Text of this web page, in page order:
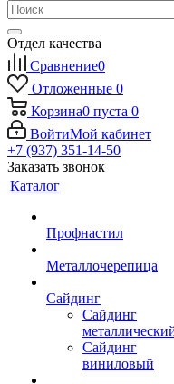
Отдел качества
Сравнение0
Отложенные 0
Корзина0 пуста 0
ВойтиМой кабинет
+7 (937) 351-14-50
Заказать звонок
Каталог
Профнастил
Металлочерепица
Сайдинг
Сайдинг
Сайдинг
виниловый